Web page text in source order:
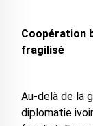
Coopération
fragilisé
Au-delà de la
diplomatie